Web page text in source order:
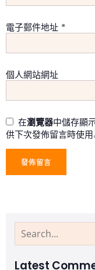
電子郵件地址 *
個人網站網址
在瀏覽器中儲存顯
供下次發佈留言時使用
Latest